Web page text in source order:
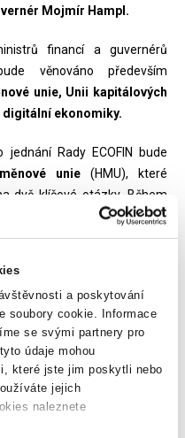
a poskytování
cookie. Informace
se svými partnery pro
údaje mohou
které jste jim poskytli nebo
jejich
naleznete
Mojmír Hampl.
financí a guvernérů
věnováno především
unie, Unii kapitálových
digitální ekonomiky.
Rady ECOFIN bude
unie (HMU), které
dvě klíčové otázky. Během
budou věnovatefektivitě
jejich využití v podobě
kterého se zúčastní i
zaměřeno nafungování
dohledu a hospodářské
se budou opírat o
diskusní dokumenty k
financí.
o vytváření tzv.